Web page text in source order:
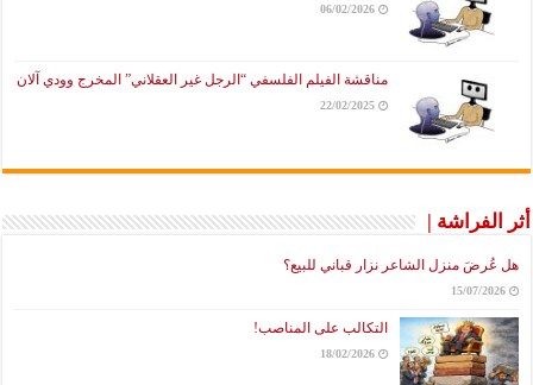
06/02/2026
مناقشة الفيلم الفلسفي “الرجل غير العقلاني” المخرج وودي آلان
22/02/2025
أثر الفراشة |
هل عُرضَ منزل الشاعر نزار قباني للبيع؟
15/07/2026
التكالب على المناصب!
18/02/2026